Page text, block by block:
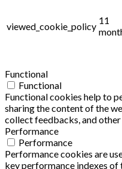
viewed_cookie_policy
11
Functional
Functional
Functional cookies help to
sharing the content of the
collect feedbacks, and
Performance
Performance
Performance cookies are
key performance indexes of